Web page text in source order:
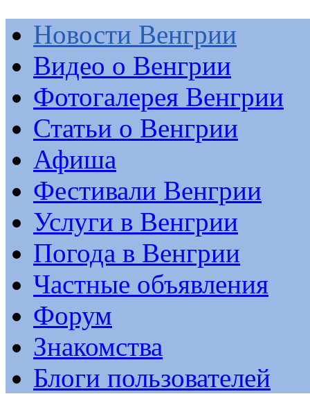
Новости Венгрии
Видео о Венгрии
Фотогалерея Венгрии
Статьи о Венгрии
Афиша
Фестивали Венгрии
Услуги в Венгрии
Погода в Венгрии
Частные объявления
Форум
Знакомства
Блоги пользователей